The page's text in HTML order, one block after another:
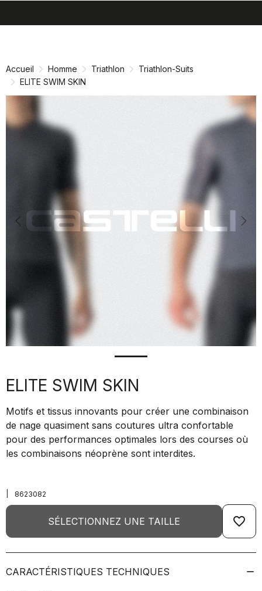
directement
navigation
directement
Accueil Homme Triathlon
Triathlon-Suits
ELITE SWIM SKIN
Previous
ELITE SWIM SKIN
Motifs et tissus innovants pour créer une combinaison
de nage quasiment sans coutures ultra confortable
pour des performances optimales lors des courses où
les combinaisons néoprène sont interdites.
8623082
SÉLECTIONNEZ UNE TAILLE favorite_border
CARACTÉRISTIQUES TECHNIQUES